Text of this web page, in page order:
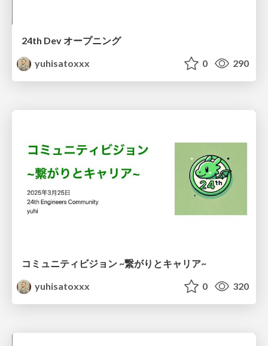
24th Dev オープニング
yuhisatoxxx
0 290
コミュニティビジョン ~繋がりとキャリア~
yuhisatoxxx
0 320